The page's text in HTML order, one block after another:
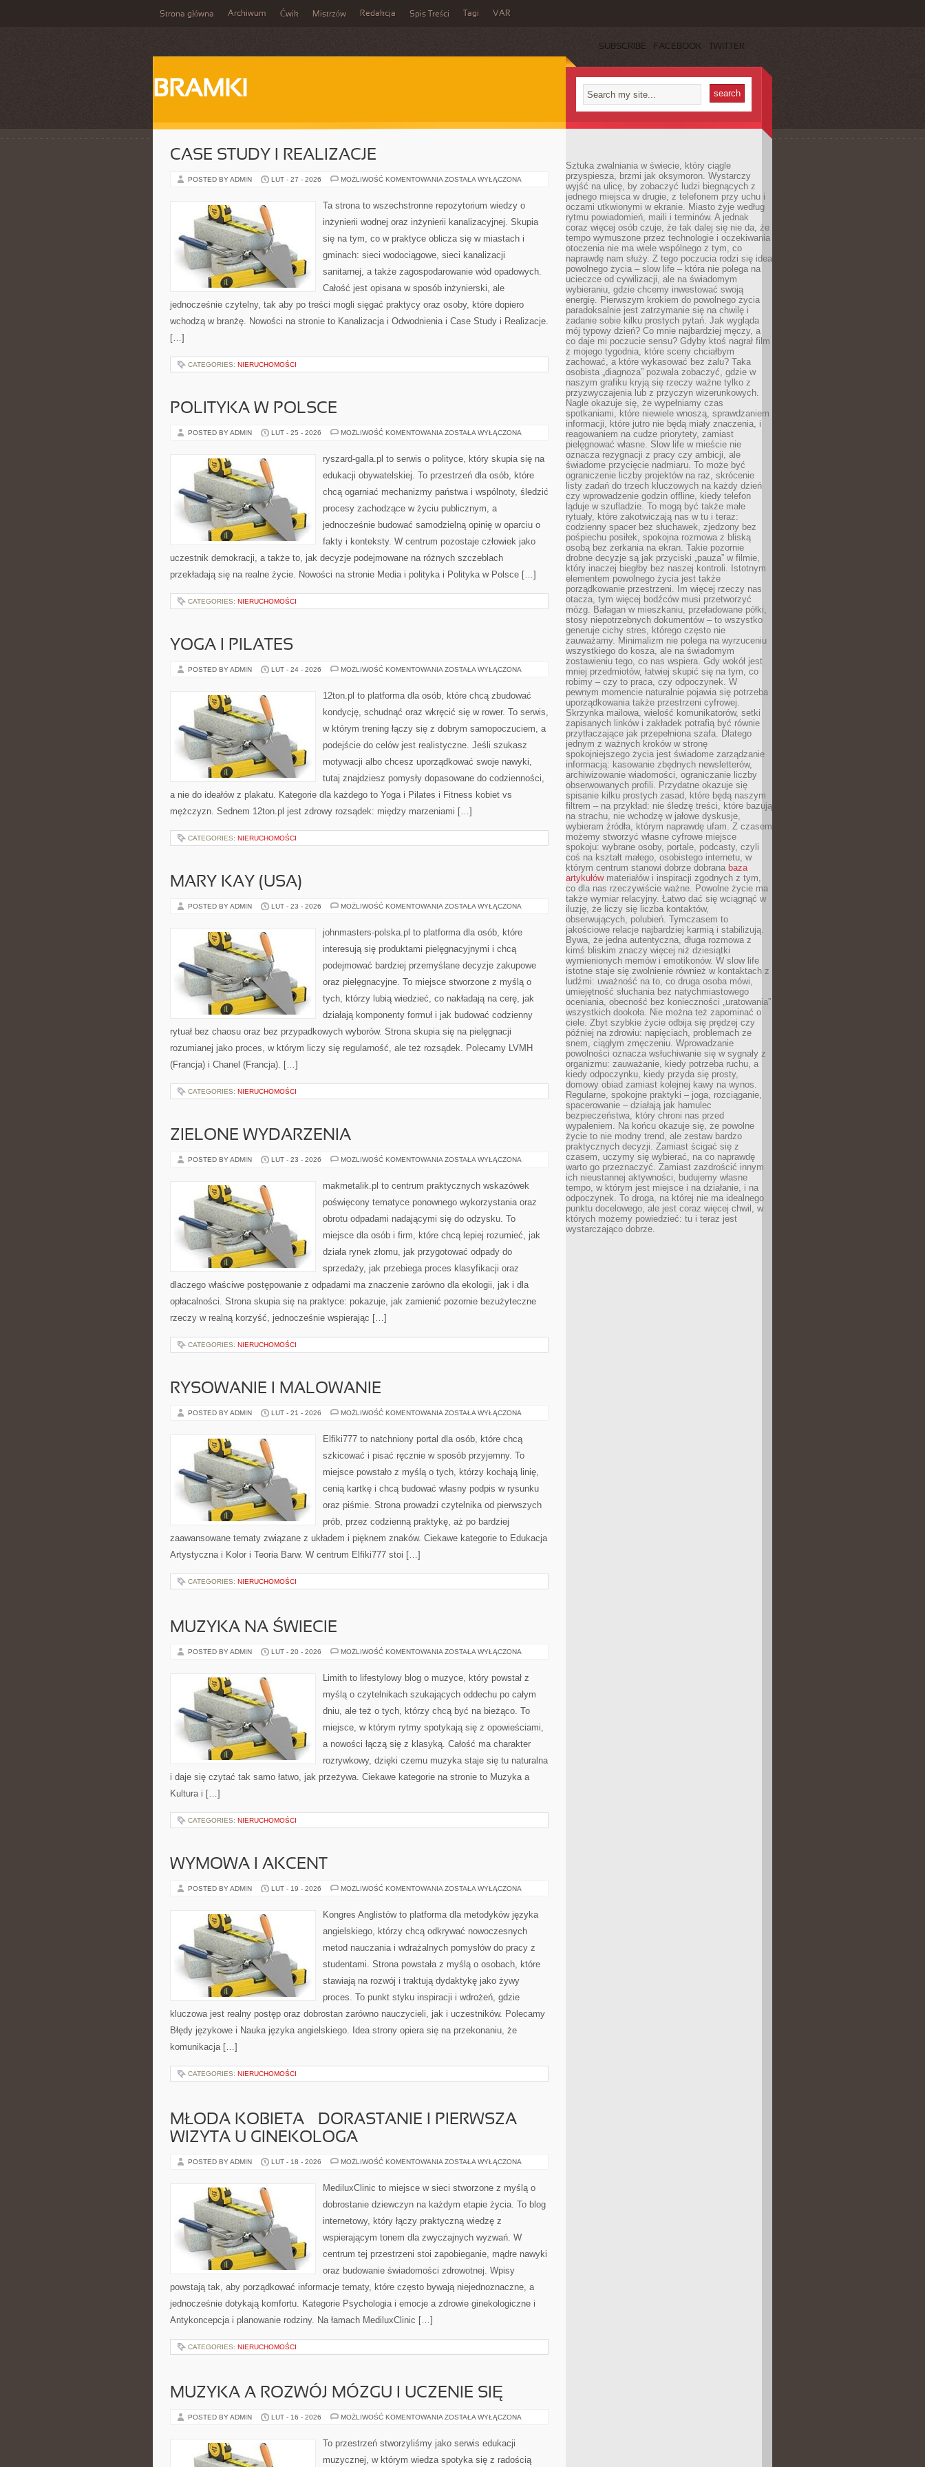
Strona główna Archiwum Ćwik Mistrzów Redakcja Spis Treści Tagi VAR
SUBSCRIBE FACEBOOK TWITTER
BRAMKI
CASE STUDY I REALIZACJE
POSTED BY ADMIN LUT - 27 - 2026 MOŻLIWOŚĆ KOMENTOWANIA CASE
REALIZACJE
ZOSTAŁA WYŁĄCZONA
Ta strona to wszechstronne repozytorium wiedzy o
inżynierii wodnej oraz inżynierii kanalizacyjnej. Skupia
się na tym, co w praktyce oblicza się w miastach i
gminach: sieci wodociągowe, sieci kanalizacji
sanitarnej, a także zagospodarowanie wód opadowych.
Całość jest opisana w sposób inżynierski, ale
jednocześnie czytelny, tak aby po treści mogli sięgać praktycy oraz osoby, które dopiero
wchodzą w branżę. Nowości na stronie to Kanalizacja i Odwodnienia i Case Study i Realizacje.
[…]
CATEGORIES: NIERUCHOMOŚCI
POLITYKA W POLSCE
POSTED BY ADMIN LUT - 25 - 2026 MOŻLIWOŚĆ KOMENTOWANIA POLITYKA
ZOSTAŁA WYŁĄCZONA
ryszard-galla.pl to serwis o polityce, który skupia się na
edukacji obywatelskiej. To przestrzeń dla osób, które
chcą ogarniać mechanizmy państwa i wspólnoty, śledzić
procesy zachodzące w życiu publicznym, a
jednocześnie budować samodzielną opinię w oparciu o
fakty i konteksty. W centrum pozostaje człowiek jako
uczestnik demokracji, a także to, jak decyzje podejmowane na różnych szczeblach
przekładają się na realne życie. Nowości na stronie Media i polityka i Polityka w Polsce […]
CATEGORIES: NIERUCHOMOŚCI
YOGA I PILATES
POSTED BY ADMIN LUT - 24 - 2026 MOŻLIWOŚĆ KOMENTOWANIA YOGA
ZOSTAŁA WYŁĄCZONA
12ton.pl to platforma dla osób, które chcą zbudować
kondycję, schudnąć oraz wkręcić się w rower. To serwis,
w którym trening łączy się z dobrym samopoczuciem, a
podejście do celów jest realistyczne. Jeśli szukasz
motywacji albo chcesz uporządkować swoje nawyki,
tutaj znajdziesz pomysły dopasowane do codzienności,
a nie do ideałów z plakatu. Kategorie dla każdego to Yoga i Pilates i Fitness kobiet vs
mężczyzn. Sednem 12ton.pl jest zdrowy rozsądek: między marzeniami […]
CATEGORIES: NIERUCHOMOŚCI
MARY KAY (USA)
POSTED BY ADMIN LUT - 23 - 2026 MOŻLIWOŚĆ KOMENTOWANIA MARY
ZOSTAŁA WYŁĄCZONA
johnmasters-polska.pl to platforma dla osób, które
interesują się produktami pielęgnacyjnymi i chcą
podejmować bardziej przemyślane decyzje zakupowe
oraz pielęgnacyjne. To miejsce stworzone z myślą o
tych, którzy lubią wiedzieć, co nakładają na cerę, jak
działają komponenty formuł i jak budować codzienny
rytuał bez chaosu oraz bez przypadkowych wyborów. Strona skupia się na pielęgnacji
rozumianej jako proces, w którym liczy się regularność, ale też rozsądek. Polecamy LVMH
(Francja) i Chanel (Francja). […]
CATEGORIES: NIERUCHOMOŚCI
ZIELONE WYDARZENIA
POSTED BY ADMIN LUT - 23 - 2026 MOŻLIWOŚĆ KOMENTOWANIA ZIELONE
ZOSTAŁA WYŁĄCZONA
makmetalik.pl to centrum praktycznych wskazówek
poświęcony tematyce ponownego wykorzystania oraz
obrotu odpadami nadającymi się do odzysku. To
miejsce dla osób i firm, które chcą lepiej rozumieć, jak
działa rynek złomu, jak przygotować odpady do
sprzedaży, jak przebiega proces klasyfikacji oraz
dlaczego właściwe postępowanie z odpadami ma znaczenie zarówno dla ekologii, jak i dla
opłacalności. Strona skupia się na praktyce: pokazuje, jak zamienić pozornie bezużyteczne
rzeczy w realną korzyść, jednocześnie wspierając […]
CATEGORIES: NIERUCHOMOŚCI
RYSOWANIE I MALOWANIE
POSTED BY ADMIN LUT - 21 - 2026 MOŻLIWOŚĆ KOMENTOWANIA RYSOWANIE
ZOSTAŁA WYŁĄCZONA
Elfiki777 to natchniony portal dla osób, które chcą
szkicować i pisać ręcznie w sposób przyjemny. To
miejsce powstało z myślą o tych, którzy kochają linię,
cenią kartkę i chcą budować własny podpis w rysunku
oraz piśmie. Strona prowadzi czytelnika od pierwszych
prób, przez codzienną praktykę, aż po bardziej
zaawansowane tematy związane z układem i pięknem znaków. Ciekawe kategorie to Edukacja
Artystyczna i Kolor i Teoria Barw. W centrum Elfiki777 stoi […]
CATEGORIES: NIERUCHOMOŚCI
MUZYKA NA ŚWIECIE
POSTED BY ADMIN LUT - 20 - 2026 MOŻLIWOŚĆ KOMENTOWANIA MUZYKA
ZOSTAŁA WYŁĄCZONA
Limith to lifestylowy blog o muzyce, który powstał z
myślą o czytelnikach szukających oddechu po całym
dniu, ale też o tych, którzy chcą być na bieżąco. To
miejsce, w którym rytmy spotykają się z opowieściami,
a nowości łączą się z klasyką. Całość ma charakter
rozrywkowy, dzięki czemu muzyka staje się tu naturalna
i daje się czytać tak samo łatwo, jak przeżywa. Ciekawe kategorie na stronie to Muzyka a
Kultura i […]
CATEGORIES: NIERUCHOMOŚCI
WYMOWA I AKCENT
POSTED BY ADMIN LUT - 19 - 2026 MOŻLIWOŚĆ KOMENTOWANIA WYMOWA
ZOSTAŁA WYŁĄCZONA
Kongres Anglistów to platforma dla metodyków języka
angielskiego, którzy chcą odkrywać nowoczesnych
metod nauczania i wdrażalnych pomysłów do pracy z
studentami. Strona powstała z myślą o osobach, które
stawiają na rozwój i traktują dydaktykę jako żywy
proces. To punkt styku inspiracji i wdrożeń, gdzie
kluczowa jest realny postęp oraz dobrostan zarówno nauczycieli, jak i uczestników. Polecamy
Błędy językowe i Nauka języka angielskiego. Idea strony opiera się na przekonaniu, że
komunikacja […]
CATEGORIES: NIERUCHOMOŚCI
MŁODA KOBIETA – DORASTANIE I PIERWSZA
WIZYTA U GINEKOLOGA
POSTED BY ADMIN LUT - 18 - 2026 MOŻLIWOŚĆ KOMENTOWANIA MŁODA
DORASTANIE
I
WIZYTA
GINEKOLOGA
ZOSTAŁA WYŁĄCZONA
MediluxClinic to miejsce w sieci stworzone z myślą o
dobrostanie dziewczyn na każdym etapie życia. To blog
internetowy, który łączy praktyczną wiedzę z
wspierającym tonem dla zwyczajnych wyzwań. W
centrum tej przestrzeni stoi zapobieganie, mądre nawyki
oraz budowanie świadomości zdrowotnej. Wpisy
powstają tak, aby porządkować informacje tematy, które często bywają niejednoznaczne, a
jednocześnie dotykają komfortu. Kategorie Psychologia i emocje a zdrowie ginekologiczne i
Antykoncepcja i planowanie rodziny. Na łamach MediluxClinic […]
CATEGORIES: NIERUCHOMOŚCI
MUZYKA A ROZWÓJ MÓZGU I UCZENIE SIĘ
POSTED BY ADMIN LUT - 16 - 2026 MOŻLIWOŚĆ KOMENTOWANIA MUZYKA
I
SIĘ
ZOSTAŁA WYŁĄCZONA
To przestrzeń stworzyliśmy jako serwis edukacji
muzycznej, w którym wiedza spotyka się z radością
Sztuka zwalniania w świecie, który ciągle
przyspiesza, brzmi jak oksymoron. Wystarczy
wyjść na ulicę, by zobaczyć ludzi biegnących z
jednego miejsca w drugie, z telefonem przy uchu i
oczami utkwionymi w ekranie. Miasto żyje według
rytmu powiadomień, maili i terminów. A jednak
coraz więcej osób czuje, że tak dalej się nie da, że
tempo wymuszone przez technologie i oczekiwania
otoczenia nie ma wiele wspólnego z tym, co
naprawdę nam służy. Z tego poczucia rodzi się idea
powolnego życia – slow life – która nie polega na
ucieczce od cywilizacji, ale na świadomym
wybieraniu, gdzie chcemy inwestować swoją
energię. Pierwszym krokiem do powolnego życia
paradoksalnie jest zatrzymanie się na chwilę i
zadanie sobie kilku prostych pytań. Jak wygląda
mój typowy dzień? Co mnie najbardziej męczy, a
co daje mi poczucie sensu? Gdyby ktoś nagrał film
z mojego tygodnia, które sceny chciałbym
zachować, a które wykasować bez żalu? Taka
osobista „diagnoza” pozwala zobaczyć, gdzie w
naszym grafiku kryją się rzeczy ważne tylko z
przyzwyczajenia lub z przyczyn wizerunkowych.
Nagle okazuje się, że wypełniamy czas
spotkaniami, które niewiele wnoszą, sprawdzaniem
informacji, które jutro nie będą miały znaczenia, i
reagowaniem na cudze priorytety, zamiast
pielęgnować własne. Slow life w mieście nie
oznacza rezygnacji z pracy czy ambicji, ale
świadome przycięcie nadmiaru. To może być
ograniczenie liczby projektów na raz, skrócenie
listy zadań do trzech kluczowych na każdy dzień
czy wprowadzenie godzin offline, kiedy telefon
ląduje w szufladzie. To mogą być także małe
rytuały, które zakotwiczają nas w tu i teraz:
codzienny spacer bez słuchawek, zjedzony bez
pośpiechu posiłek, spokojna rozmowa z bliską
osobą bez zerkania na ekran. Takie pozornie
drobne decyzje są jak przyciski „pauza” w filmie,
który inaczej biegłby bez naszej kontroli. Istotnym
elementem powolnego życia jest także
porządkowanie przestrzeni. Im więcej rzeczy nas
otacza, tym więcej bodźców musi przetworzyć
mózg. Bałagan w mieszkaniu, przeładowane półki,
stosy niepotrzebnych dokumentów – to wszystko
generuje cichy stres, którego często nie
zauważamy. Minimalizm nie polega na wyrzuceniu
wszystkiego do kosza, ale na świadomym
zostawieniu tego, co nas wspiera. Gdy wokół jest
mniej przedmiotów, łatwiej skupić się na tym, co
robimy – czy to praca, czy odpoczynek. W
pewnym momencie naturalnie pojawia się potrzeba
uporządkowania także przestrzeni cyfrowej.
Skrzynka mailowa, wielość komunikatorów, setki
zapisanych linków i zakładek potrafią być równie
przytłaczające jak przepełniona szafa. Dlatego
jednym z ważnych kroków w stronę
spokojniejszego życia jest świadome zarządzanie
informacją: kasowanie zbędnych newsletterów,
archiwizowanie wiadomości, ograniczanie liczby
obserwowanych profili. Przydatne okazuje się
spisanie kilku prostych zasad, które będą naszym
filtrem – na przykład: nie śledzę treści, które bazują
na strachu, nie wchodzę w jałowe dyskusje,
wybieram źródła, którym naprawdę ufam. Z czasem
możemy stworzyć własne cyfrowe miejsce
spokoju: wybrane osoby, portale, podcasty, czyli
coś na kształt małego, osobistego internetu, w
którym centrum stanowi dobrze dobrana baza
artykułówmateriałów i inspiracji zgodnych z tym,
co dla nas rzeczywiście ważne. Powolne życie ma
także wymiar relacyjny. Łatwo dać się wciągnąć w
iluzję, że liczy się liczba kontaktów,
obserwujących, polubień. Tymczasem to
jakościowe relacje najbardziej karmią i stabilizują.
Bywa, że jedna autentyczna, długa rozmowa z
kimś bliskim znaczy więcej niż dziesiątki
wymienionych memów i emotikonów. W slow life
istotne staje się zwolnienie również w kontaktach z
ludźmi: uważność na to, co druga osoba mówi,
umiejętność słuchania bez natychmiastowego
oceniania, obecność bez konieczności „uratowania”
wszystkich dookoła. Nie można też zapominać o
ciele. Zbyt szybkie życie odbija się prędzej czy
później na zdrowiu: napięciach, problemach ze
snem, ciągłym zmęczeniu. Wprowadzanie
powolności oznacza wsłuchiwanie się w sygnały z
organizmu: zauważanie, kiedy potrzeba ruchu, a
kiedy odpoczynku, kiedy przyda się prosty,
domowy obiad zamiast kolejnej kawy na wynos.
Regularne, spokojne praktyki – joga, rozciąganie,
spacerowanie – działają jak hamulec
bezpieczeństwa, który chroni nas przed
wypaleniem. Na końcu okazuje się, że powolne
życie to nie modny trend, ale zestaw bardzo
praktycznych decyzji. Zamiast ścigać się z
czasem, uczymy się wybierać, na co naprawdę
warto go przeznaczyć. Zamiast zazdrościć innym
ich nieustannej aktywności, budujemy własne
tempo, w którym jest miejsce i na działanie, i na
odpoczynek. To droga, na której nie ma idealnego
punktu docelowego, ale jest coraz więcej chwil, w
których możemy powiedzieć: tu i teraz jest
wystarczająco dobrze.